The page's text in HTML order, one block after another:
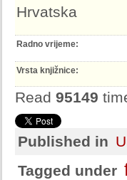
Hrvatska
Radno vrijeme:
Vrsta knjižnice:
Read 95149
Published in
Tagged under